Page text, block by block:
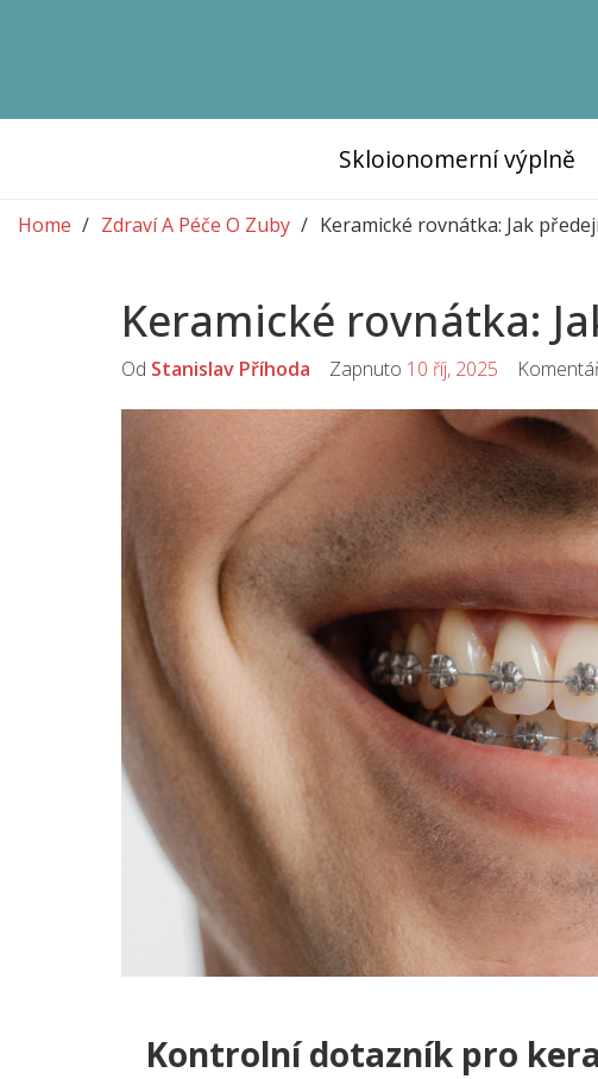
Skloionomerní výplně
Home Zdraví A Péče O Zuby Keramické rovnátka: Jak
Keramické rovnátka:
Od Stanislav Příhoda Zapnuto 10 říj, 2025
Kontrolní dotazník pro